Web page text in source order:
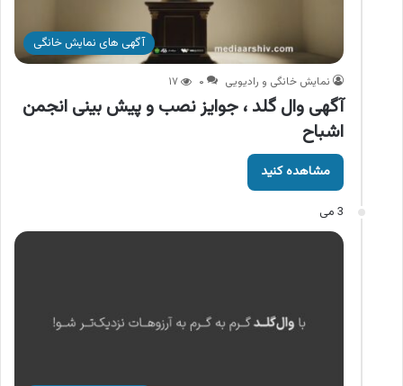
آگهی های نمایش خانگی
نمایش خانگی و رادیویی ۰ ۱۷
آگهی وال گلد ، جوایز نصب و پیش بینی انجمن
اشباح
مشاهده کنید
3 می